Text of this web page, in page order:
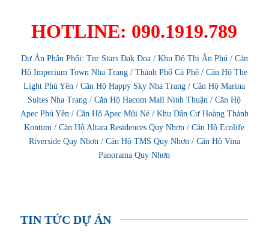
HOTLINE: 090.1919.789
Dự Án Phân Phối: Tnr Stars Đak Đoa/ Khu Đô Thị Ân Phú / Căn
Hộ Imperium Town Nha Trang /Thành Phố Cà Phê /Căn Hộ The
Light Phú Yên /Căn Hộ Happy Sky Nha Trang /Căn Hộ Marina
Suites Nha Trang /Căn Hộ Hacom Mall Ninh Thuận /Căn Hộ
Apec Phú Yên / Căn Hộ Apec Mũi Né/ Khu Dân Cư Hoàng Thành
Kontum /Căn Hộ Altara Residences Quy Nhơn /Căn Hộ Ecolife
Riverside Quy Nhơn / Căn Hộ TMS Quy Nhơn / Căn Hộ Vina
Panorama Quy Nhơn
TIN TỨC DỰ ÁN